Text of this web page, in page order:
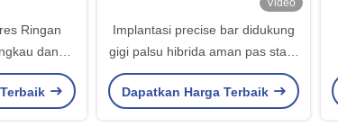
Ringan
dan
Ganti
Video
Implantasi precise bar didukung
gigi palsu hibrida aman pas stabil
disesuaikan
Dapatkan Harga Terbaik